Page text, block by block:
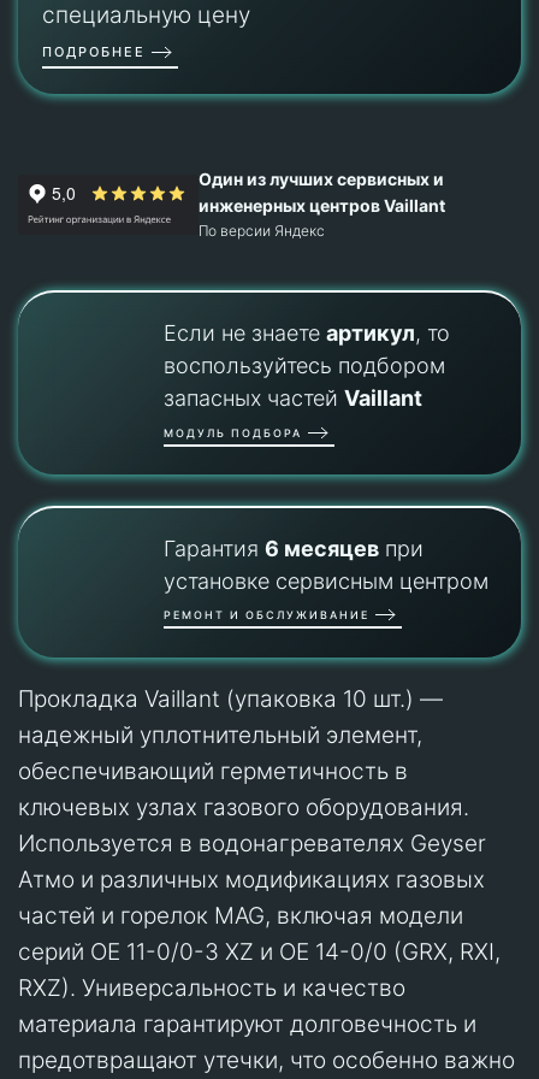
специальную цену
ПОДРОБНЕЕ
Один из лучших сервисных и
инженерных центров Vaillant
По версии Яндекс
Если не знаете артикул, то
воспользуйтесь подбором
запасных частей Vaillant
МОДУЛЬ ПОДБОРА
Гарантия 6 месяцевпри
установке сервисным центром
РЕМОНТ И ОБСЛУЖИВАНИЕ
Прокладка Vaillant (упаковка 10 шт.) —
надежный уплотнительный элемент,
обеспечивающий герметичность в
ключевых узлах газового оборудования.
Используется в водонагревателях Geyser
Атмо и различных модификациях газовых
частей и горелок MAG, включая модели
серий OE 11-0/0-3 XZ и OE 14-0/0 (GRX, RXI,
RXZ). Универсальность и качество
материала гарантируют долговечность и
предотвращают утечки, что особенно важно